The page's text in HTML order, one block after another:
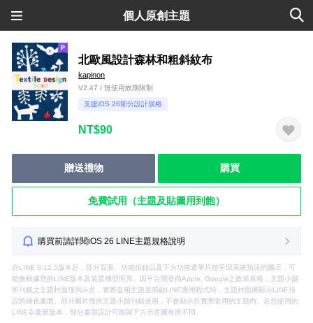
個人原創主題
北歐風設計森林和粗斜紋布
kapinon
V2.47 / 無使用效期限制
支援iOS 26部分設計規格
NT$90
贈送禮物 購買
免費試用（主題及貼圖用到飽）
購買前請詳閱iOS 26 LINE主題規格說明
自LINE 9.12.0版本起，部分頁面、功能按鈕以及下方功能選單只能呈現系統預設的圖示，可
能會根據您的LINE版本及裝置機型而異。因平台開發商Apple, Google之政策規格，主題小舖
所刊載之主題封面僅供示意，實際套用主題並開啟LINE應用程式時，主題封面將顯示LINE預
設的綠色畫面。部分圖片僅供主題小舖刊載使用，不會顯示在實際套用的主題內。若您使用的
LINE非最新版本，部分畫面設計可能與下方示意圖有所不同。